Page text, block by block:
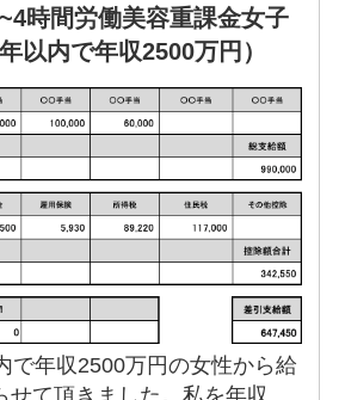
時間労働美容重課金女子
以内で年収2500万円）
で年収2500万円の女性から給
せて頂きました。私を年収